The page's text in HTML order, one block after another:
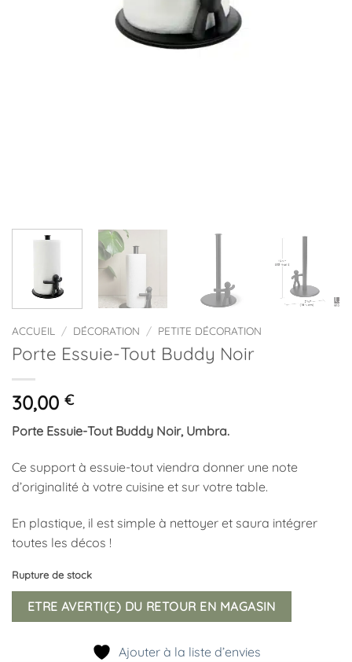
ACCUEIL / DÉCORATION / PETITE DÉCORATION
Porte Essuie-Tout Buddy Noir
30,00 €
Porte Essuie-Tout Buddy Noir, Umbra.
Ce support à essuie-tout viendra donner une note
d’originalité à votre cuisine et sur votre table.
En plastique, il est simple à nettoyer et saura intégrer
toutes les décos !
Rupture de stock
ETRE AVERTI(E) DU RETOUR EN MAGASIN
Ajouter à la liste d’envies